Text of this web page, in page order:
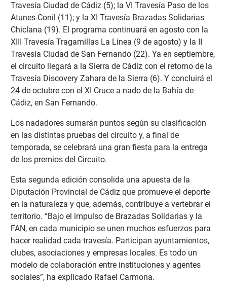
Travesía Ciudad de Cádiz (5); la VI Travesía Paso de los
Atunes-Conil (11); y la XI Travesía Brazadas Solidarias
Chiclana (19). El programa continuará en agosto con la
XIII Travesía Tragamillas La Línea (9 de agosto) y la II
Travesía Ciudad de San Fernando (22). Ya en septiembre,
el circuito llegará a la Sierra de Cádiz con el retorno de la
Travesía Discovery Zahara de la Sierra (6). Y concluirá el
24 de octubre con el XI Cruce a nado de la Bahía de
Cádiz, en San Fernando.
Los nadadores sumarán puntos según su clasificación
en las distintas pruebas del circuito y, a final de
temporada, se celebrará una gran fiesta para la entrega
de los premios del Circuito.
Esta segunda edición consolida una apuesta de la
Diputación Provincial de Cádiz que promueve el deporte
en la naturaleza y que, además, contribuye a vertebrar el
territorio. “Bajo el impulso de Brazadas Solidarias y la
FAN, en cada municipio se unen muchos esfuerzos para
hacer realidad cada travesía. Participan ayuntamientos,
clubes, asociaciones y empresas locales. Es todo un
modelo de colaboración entre instituciones y agentes
sociales”, ha explicado Rafael Carmona.